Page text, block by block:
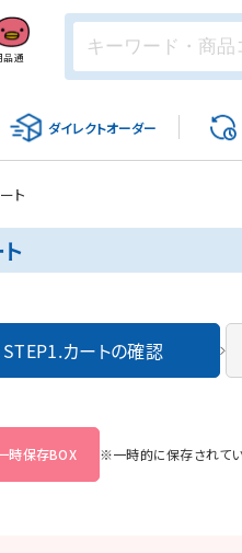
品通
ダイレクトオーダー
ト
STEP1.カートの確認
時保存BOX ※一時的に保存されてい